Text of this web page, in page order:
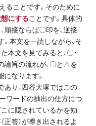
ることです。そのために
にすることです。具体的
順接ならば〇印を、逆接
本文を一読しながら、そ
本文を見てみると、〇・
の論旨の流れが、〇と△を
なります。
り、四谷大塚ではこの
ワードの抽出の仕方につ
に隠されているかを効
正答）が導き出されるよ